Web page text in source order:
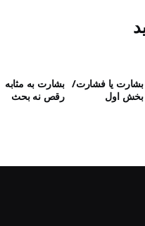
بشارت یا فشارت/
بخش اول
بشارت به مثابه
رقص نه بحث